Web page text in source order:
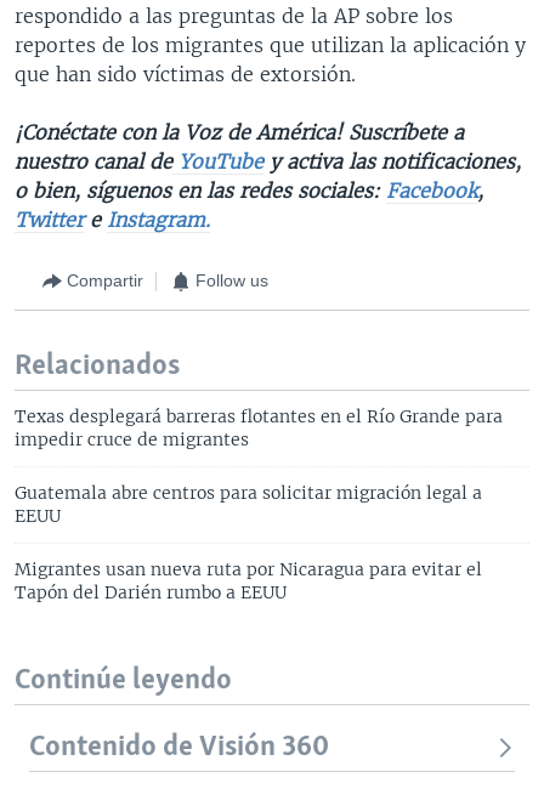
respondido a las preguntas de la AP sobre los
reportes de los migrantes que utilizan la aplicación y
que han sido víctimas de extorsión.
¡Conéctate con la Voz de América! Suscríbete a
nuestro canal deYouTubey activa las notificaciones,
o bien, síguenos en las redes sociales: Facebook,
Twittere Instagram.
Compartir Follow us
Relacionados
Texas desplegará barreras flotantes en el Río Grande para
impedir cruce de migrantes
Guatemala abre centros para solicitar migración legal a
EEUU
Migrantes usan nueva ruta por Nicaragua para evitar el
Tapón del Darién rumbo a EEUU
Continúe leyendo
Contenido de Visión 360